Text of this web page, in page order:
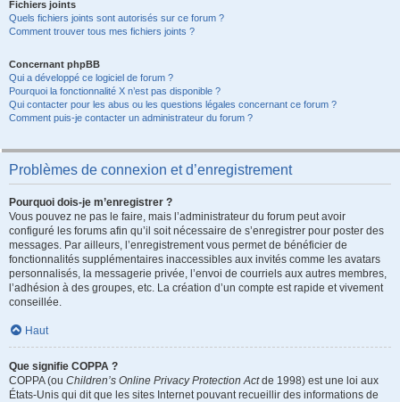
Fichiers joints
Quels fichiers joints sont autorisés sur ce forum ?
Comment trouver tous mes fichiers joints ?
Concernant phpBB
Qui a développé ce logiciel de forum ?
Pourquoi la fonctionnalité X n’est pas disponible ?
Qui contacter pour les abus ou les questions légales concernant ce forum ?
Comment puis-je contacter un administrateur du forum ?
Problèmes de connexion et d’enregistrement
Pourquoi dois-je m’enregistrer ?
Vous pouvez ne pas le faire, mais l’administrateur du forum peut avoir
configuré les forums afin qu’il soit nécessaire de s’enregistrer pour poster des
messages. Par ailleurs, l’enregistrement vous permet de bénéficier de
fonctionnalités supplémentaires inaccessibles aux invités comme les avatars
personnalisés, la messagerie privée, l’envoi de courriels aux autres membres,
l’adhésion à des groupes, etc. La création d’un compte est rapide et vivement
conseillée.
Haut
Que signifie COPPA ?
COPPA (ou Children’s Online Privacy Protection Actde 1998) est une loi aux
États-Unis qui dit que les sites Internet pouvant recueillir des informations de